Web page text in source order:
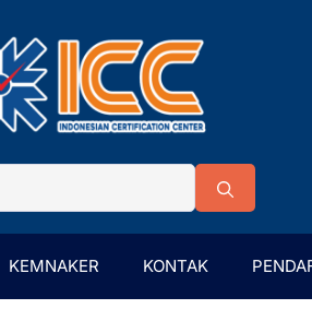
KEMNAKER KONTAK